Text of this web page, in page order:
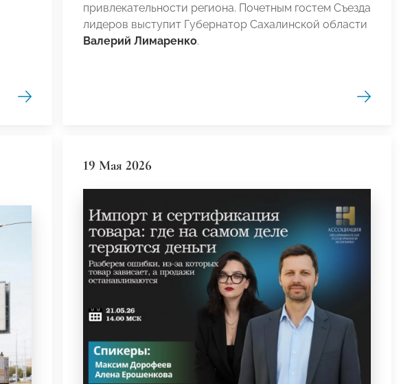
привлекательности региона. Почетным гостем Съезда
лидеров выступит Губернатор Сахалинской области
Валерий Лимаренко.
19 Мая 2026